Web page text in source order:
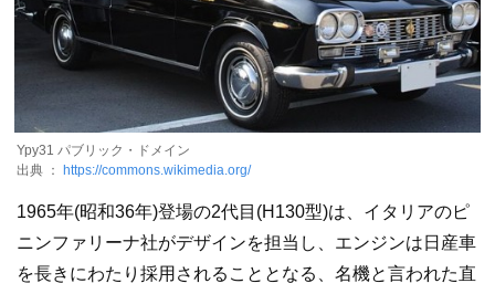
Ypy31 パブリック・ドメイン
出典 ：
https://commons.wikimedia.org/
1965年(昭和36年)登場の2代目(H130型)は、イタリアのピ
ニンファリーナ社がデザインを担当し、エンジンは日産車
を長きにわたり採用されることとなる、名機と言われた直